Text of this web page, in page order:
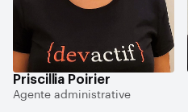
Priscillia Poirier
Agente administrative